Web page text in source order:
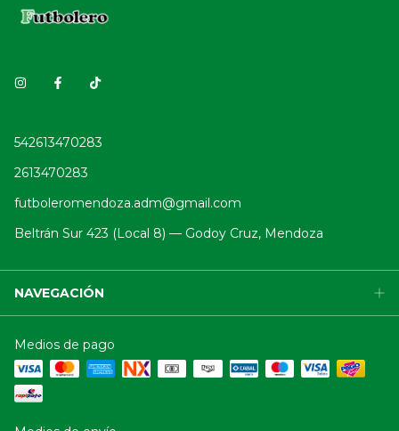
542613470283
2613470283
futboleromendoza.adm@gmail.com
Beltrán Sur 423 (Local 8) — Godoy Cruz, Mendoza
NAVEGACIÓN
Medios de pago